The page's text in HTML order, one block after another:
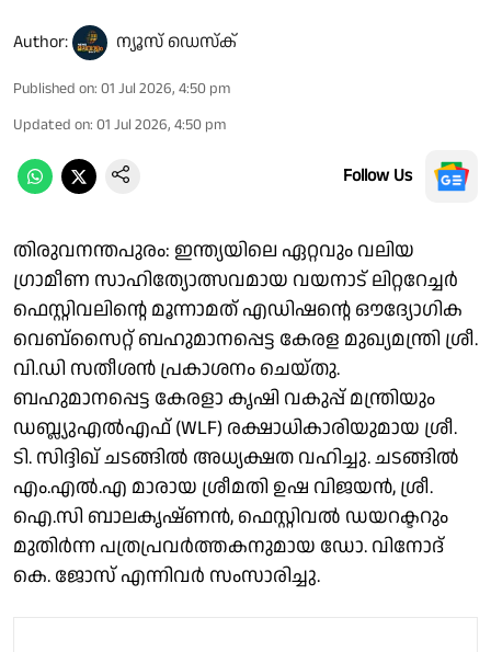
Author: ന്യൂസ് ഡെസ്ക്
Published on: 01 Jul 2026, 4:50 pm
Updated on: 01 Jul 2026, 4:50 pm
Follow Us
തിരുവനന്തപുരം: ഇന്ത്യയിലെ ഏറ്റവും വലിയ
ഗ്രാമീണ സാഹിത്യോത്സവമായ വയനാട് ലിറ്ററേച്ചർ
ഫെസ്റ്റിവലിന്റെ മൂന്നാമത് എഡിഷന്റെ ഔദ്യോഗിക
വെബ്സൈറ്റ് ബഹുമാനപ്പെട്ട കേരള മുഖ്യമന്ത്രി ശ്രീ.
വി.ഡി സതീശൻ പ്രകാശനം ചെയ്തു.
ബഹുമാനപ്പെട്ട കേരളാ കൃഷി വകുപ്പ് മന്ത്രിയും
ഡബ്ല്യുഎൽഎഫ് (WLF) രക്ഷാധികാരിയുമായ ശ്രീ.
ടി. സിദ്ദിഖ് ചടങ്ങിൽ അധ്യക്ഷത വഹിച്ചു. ചടങ്ങിൽ
എം.എൽ.എ മാരായ ശ്രീമതി ഉഷ വിജയൻ, ശ്രീ.
ഐ.സി ബാലകൃഷ്ണൻ, ഫെസ്റ്റിവൽ ഡയറക്ടറും
മുതിർന്ന പത്രപ്രവർത്തകനുമായ ഡോ. വിനോദ്
കെ. ജോസ് എന്നിവർ സംസാരിച്ചു.